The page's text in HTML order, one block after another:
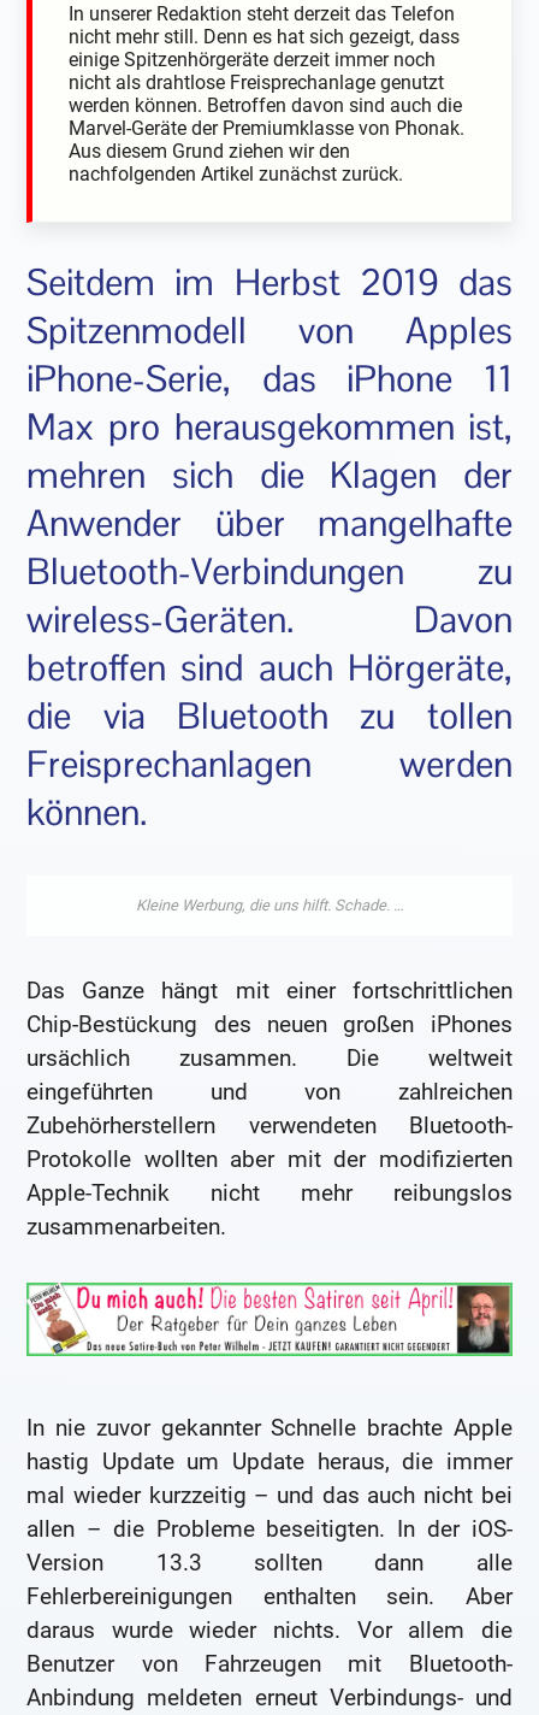
In unserer Redaktion steht derzeit das Telefon
nicht mehr still. Denn es hat sich gezeigt, dass
einige Spitzenhörgeräte derzeit immer noch
nicht als drahtlose Freisprechanlage genutzt
werden können. Betroffen davon sind auch die
Marvel-Geräte der Premiumklasse von Phonak.
Aus diesem Grund ziehen wir den
nachfolgenden Artikel zunächst zurück.
Seitdem im Herbst 2019 das
Spitzenmodell von Apples
iPhone-Serie, das iPhone 11
Max pro herausgekommen ist,
mehren sich die Klagen der
Anwender über mangelhafte
Bluetooth-Verbindungen zu
wireless-Geräten. Davon
betroffen sind auch Hörgeräte,
die via Bluetooth zu tollen
Freisprechanlagen werden
können.
Das Ganze hängt mit einer fortschrittlichen
Chip-Bestückung des neuen großen iPhones
ursächlich zusammen. Die weltweit
eingeführten und von zahlreichen
Zubehörherstellern verwendeten Bluetooth-
Protokolle wollten aber mit der modifizierten
Apple-Technik nicht mehr reibungslos
zusammenarbeiten.
In nie zuvor gekannter Schnelle brachte Apple
hastig Update um Update heraus, die immer
mal wieder kurzzeitig – und das auch nicht bei
allen – die Probleme beseitigten. In der iOS-
Version 13.3 sollten dann alle
Fehlerbereinigungen enthalten sein. Aber
daraus wurde wieder nichts. Vor allem die
Benutzer von Fahrzeugen mit Bluetooth-
Anbindung meldeten erneut Verbindungs- und